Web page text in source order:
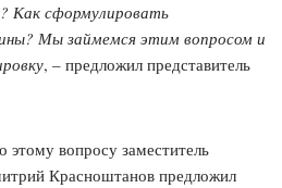
Как сформулировать
Мы займемся этим вопросом и
, – предложил представитель
этому вопросу заместитель
Красноштанов предложил